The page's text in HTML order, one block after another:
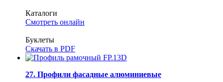
Каталоги
Смотреть онлайн
Буклеты
Скачать в PDF
27. Профили фасадные алюминиевые